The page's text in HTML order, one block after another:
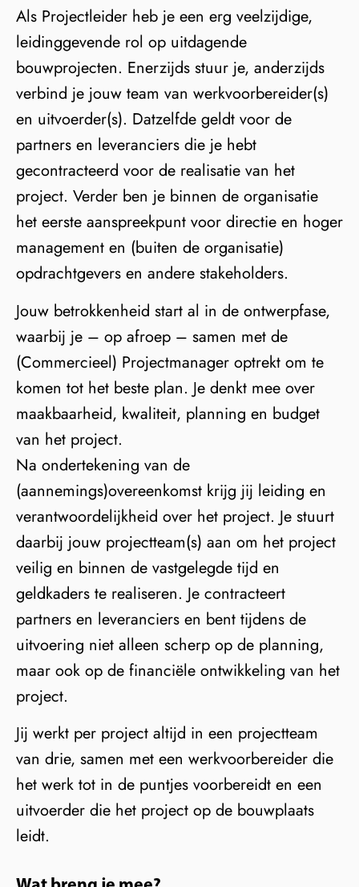
Als Projectleider heb je een erg veelzijdige,
leidinggevende rol op uitdagende
bouwprojecten. Enerzijds stuur je, anderzijds
verbind je jouw team van werkvoorbereider(s)
en uitvoerder(s). Datzelfde geldt voor de
partners en leveranciers die je hebt
gecontracteerd voor de realisatie van het
project. Verder ben je binnen de organisatie
het eerste aanspreekpunt voor directie en hoger
management en (buiten de organisatie)
opdrachtgevers en andere stakeholders.
Jouw betrokkenheid start al in de ontwerpfase,
waarbij je – op afroep – samen met de
(Commercieel) Projectmanager optrekt om te
komen tot het beste plan. Je denkt mee over
maakbaarheid, kwaliteit, planning en budget
van het project.
Na ondertekening van de
(aannemings)overeenkomst krijg jij leiding en
verantwoordelijkheid over het project. Je stuurt
daarbij jouw projectteam(s) aan om het project
veilig en binnen de vastgelegde tijd en
geldkaders te realiseren. Je contracteert
partners en leveranciers en bent tijdens de
uitvoering niet alleen scherp op de planning,
maar ook op de financiële ontwikkeling van het
project.
Jij werkt per project altijd in een projectteam
van drie, samen met een werkvoorbereider die
het werk tot in de puntjes voorbereidt en een
uitvoerder die het project op de bouwplaats
leidt.